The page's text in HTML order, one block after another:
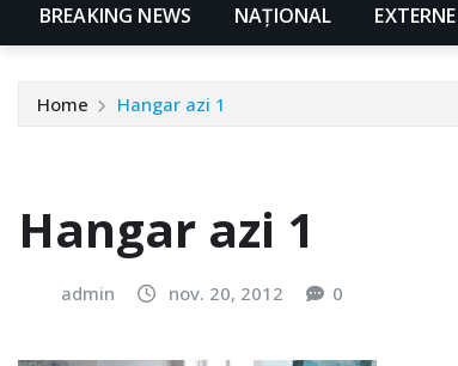
BREAKING NEWS NAŢIONAL EXTERNE
Home Hangar azi 1
Hangar azi 1
admin nov. 20, 2012 0